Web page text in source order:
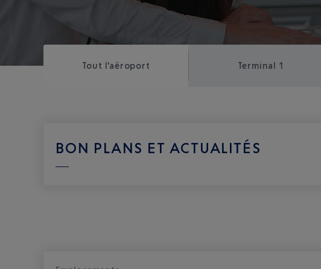
Tout l'aéroport Terminal 1
BON PLANS ET ACTUALITÉS